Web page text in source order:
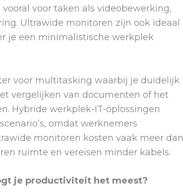
voor taken als videobewerking,
Ultrawide monitoren zijn ook ideaal
je een minimalistische werkplek
voor multitasking waarbij je duidelijk
vergelijken van documenten of het
Hybride werkplek-IT-oplossingen
omdat werknemers
monitoren kosten vaak meer dan
ruimte en vereisen minder kabels.
je productiviteit het meest?